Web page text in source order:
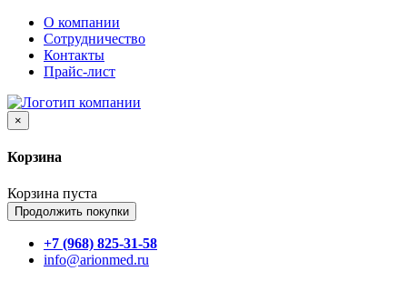
О компании
Сотрудничество
Контакты
Прайс-лист
×
Корзина
Корзина пуста
Продолжить покупки
+7 (968) 825-31-58
info@arionmed.ru